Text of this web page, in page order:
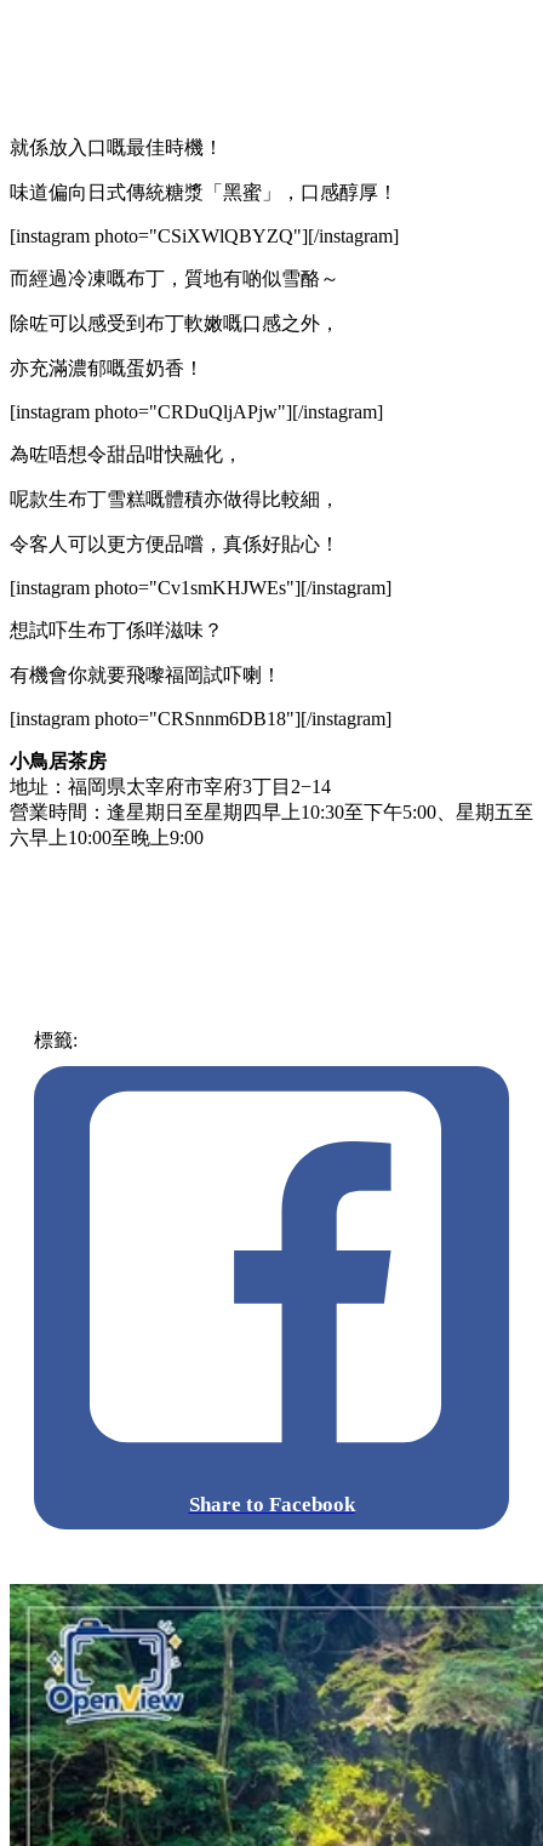
就係放入口嘅最佳時機！
味道偏向日式傳統糖漿「黑蜜」，口感醇厚！
[instagram photo="CSiXWlQBYZQ"][/instagram]
而經過冷凍嘅布丁，質地有啲似雪酪～
除咗可以感受到布丁軟嫩嘅口感之外，
亦充滿濃郁嘅蛋奶香！
[instagram photo="CRDuQljAPjw"][/instagram]
為咗唔想令甜品咁快融化，
呢款生布丁雪糕嘅體積亦做得比較細，
令客人可以更方便品嚐，真係好貼心！
[instagram photo="Cv1smKHJWEs"][/instagram]
想試吓生布丁係咩滋味？
有機會你就要飛嚟福岡試吓喇！
[instagram photo="CRSnnm6DB18"][/instagram]
小鳥居茶房
地址：福岡県太宰府市宰府3丁目2−14
營業時間：逢星期日至星期四早上10:30至下午5:00、星期五至
六早上10:00至晚上9:00
標籤:
Share to Facebook